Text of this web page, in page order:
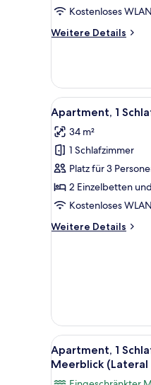
child)
Adults)
anzeigen
Kostenloses WLAN
Weitere Details
Weitere
1
Schlafzimmer
(3
Adults)
Alle
Fotos
für
Apartment,
1
Schlafzimmer,
Poolblick
adults)
11
Apartment, 1
34 m²
1 Schlafzimmer
Platz für 3
2 Einzelbetten
Kostenloses WLAN
Weitere Details
Weitere
(3
adults)
Alle
Fotos
11
Apartment, 1
Meerblick (Lateral